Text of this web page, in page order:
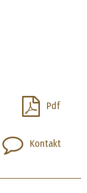
Pdf
Kontakt